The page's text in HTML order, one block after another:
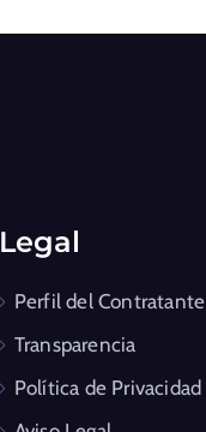
Legal
Perfil del Contratante
Transparencia
Política de Privacidad